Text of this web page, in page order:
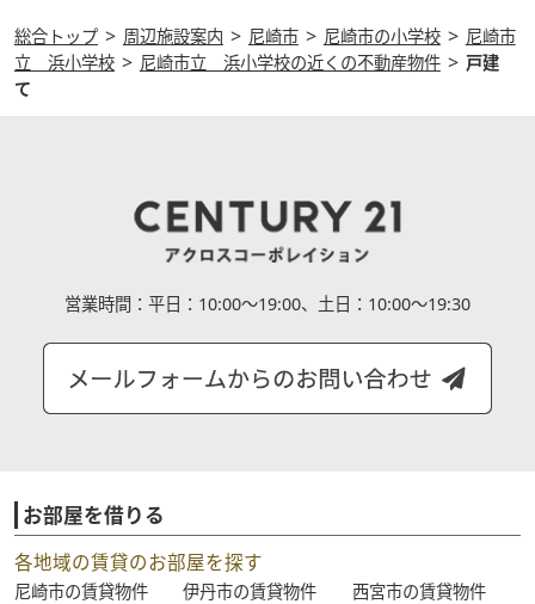
総合トップ > 周辺施設案内 > 尼崎市 > 尼崎市の小学校 > 尼崎市
立 浜小学校 > 尼崎市立 浜小学校の近くの不動産物件 > 戸建
て
営業時間： 平日：10:00～19:00、土日：10:00～19:30
お部屋を借りる
各地域の賃貸のお部屋を探す
尼崎市の賃貸物件 伊丹市の賃貸物件
西宮市の賃貸物件